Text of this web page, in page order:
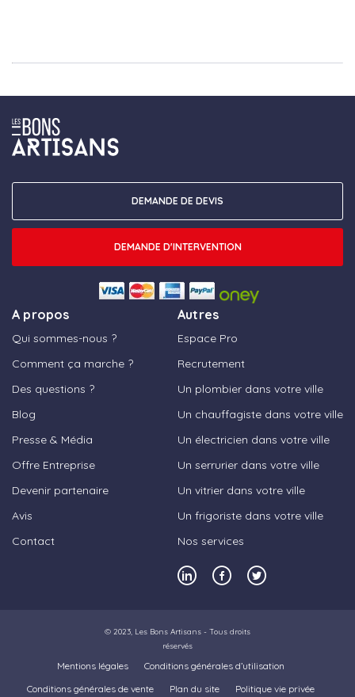
A propos
Qui sommes-nous ?
Comment ça marche ?
Des questions ?
Blog
Presse & Média
Offre Entreprise
Devenir partenaire
Avis
Contact
Autres
Espace Pro
Recrutement
Un plombier dans votre ville
Un chauffagiste dans votre ville
Un électricien dans votre ville
Un serrurier dans votre ville
Un vitrier dans votre ville
Un frigoriste dans votre ville
Nos services
DEMANDE DE DEVIS
DEMANDE D'INTERVENTION
© 2023, Les Bons Artisans - Tous droits
réservés
Mentions légales
Conditions générales d’utilisation
Conditions générales de vente
Plan du site Politique vie privée